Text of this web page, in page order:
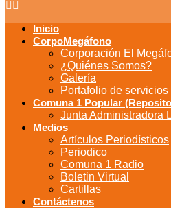
Inicio
CorpoMegáfono
Corporación El
¿Quiénes Somos?
Galería
Portafolio de servicios
Comuna 1 Popular
Junta Administradora
Medios
Artículos Periodísticos
Periodico
Comuna 1 Radio
Boletin Virtual
Cartillas
Contáctenos